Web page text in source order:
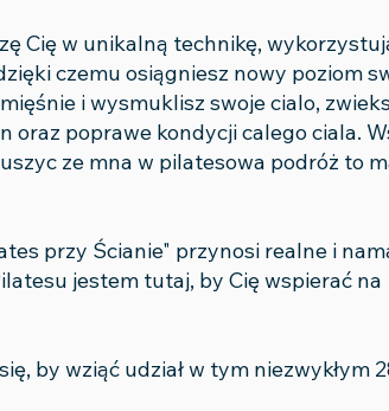
Cię w unikalną technikę,
czemu osiągniesz nowy poziom
i wysmuklisz swoje cialo,
oraz poprawe kondycji calego ciala.
ze mna w pilatesowa podróż to
przy Ścianie" przynosi realne i
jestem tutaj, by Cię wspierać na
by wziąć udział w tym niezwykłym